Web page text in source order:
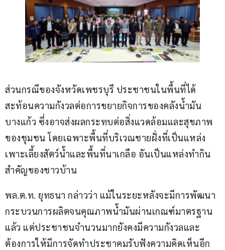
ส่วนกรณีของจังหวัดเพชรบุรี ประชาชนในพื้นที่ได้
สะท้อนความกังวลต่อการขยายกิจการของคลังน้ำมัน
บางแก้ว ซึ่งอาจส่งผลกระทบต่อสิ่งแวดล้อมและสุขภาพ
ของชุมชน โดยเฉพาะพื้นที่บริเวณชายฝั่งที่เป็นแหล่ง
เพาะเลี้ยงสัตว์น้ำและพื้นที่นาเกลือ อันเป็นแหล่งทำกิน
สำคัญของชาวบ้าน
พล.ต.ท. ยุทธนา กล่าวว่า แม้ในระยะหลังจะมีการพัฒนา
กระบวนการผลิตจนคุณภาพน้ำมันผ่านเกณฑ์มาตรฐาน
แล้ว แต่ประชาชนจำนวนมากยังคงมีความกังวลและ
ต้องการให้มีการจัดทำประชาคมรับฟังความคิดเห็นอีก